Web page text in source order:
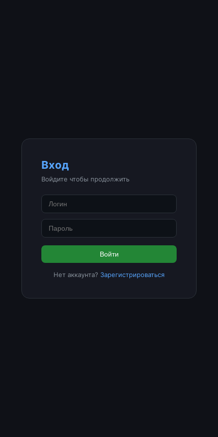
Вход
Войдите чтобы продолжить
Войти
Нет аккаунта? Зарегистрироваться